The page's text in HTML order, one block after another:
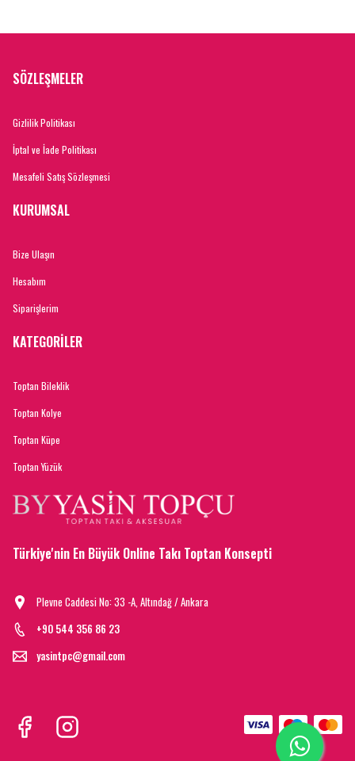
SÖZLEŞMELER
Gizlilik Politikası
İptal ve İade Politikası
Mesafeli Satış Sözleşmesi
KURUMSAL
Bize Ulaşın
Hesabım
Siparişlerim
KATEGORİLER
Toptan Bileklik
Toptan Kolye
Toptan Küpe
Toptan Yüzük
Türkiye'nin En Büyük Online Takı Toptan Konsepti
Plevne Caddesi No: 33 -A, Altındağ / Ankara
+90 544 356 86 23
yasintpc@gmail.com